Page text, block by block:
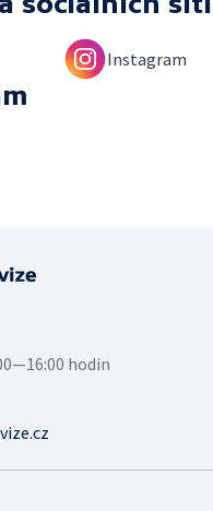
Instagram
hodin